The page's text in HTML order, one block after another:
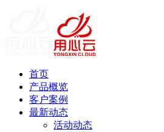
首页
产品概览
客户案例
最新动态
活动动态